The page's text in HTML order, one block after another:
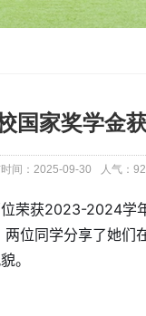
国家奖学金
间：2025-09-30 人气：
位荣获2023-2024
位同学分享了她
。